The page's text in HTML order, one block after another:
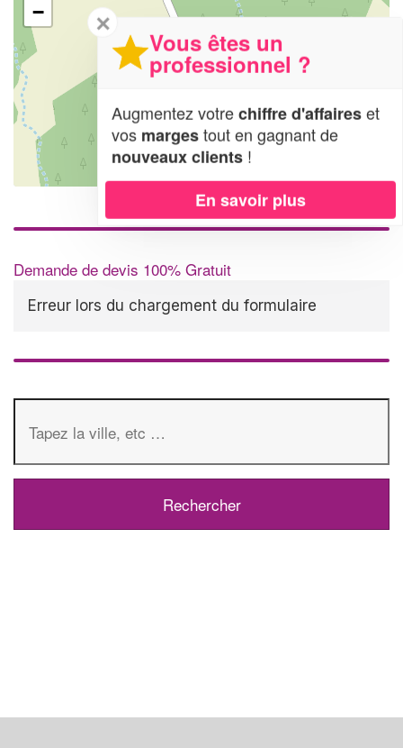
−
Leaflet| Map data ©OpenStreetMap contributors,CC-BY-SA
Demande de devis 100% Gratuit
Erreur lors du chargement du formulaire
✕
Vous êtes un
professionnel ?
Augmentez votrechiffre d'affaireset
vos margestout en gagnant de
nouveaux clients !
En savoir plus